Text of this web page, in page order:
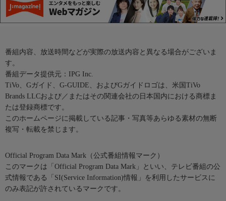
番組内容、放送時間などが実際の放送内容と異なる場合がございま
す。
番組データ提供元：IPG Inc.
TiVo、Gガイド、G-GUIDE、およびGガイドロゴは、米国TiVo
Brands LLCおよび／またはその関連会社の日本国内における商標ま
たは登録商標です。
このホームページに掲載している記事・写真等あらゆる素材の無断
複写・転載を禁じます。
Official Program Data Mark（公式番組情報マーク）
このマークは「Official Program Data Mark」といい、テレビ番組の公
式情報である「SI(Service Information)情報」を利用したサービスに
のみ表記が許されているマークです。